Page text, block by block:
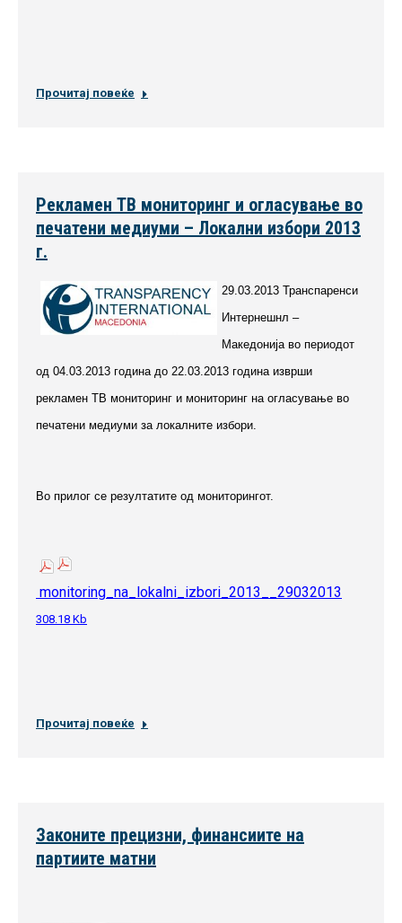
Прочитај повеќе
Рекламен ТВ мониторинг и огласување во
печатени медиуми – Локални избори 2013
г.
29.03.2013 Транспаренси
Интернешнл –
Македонија во периодот
од 04.03.2013 година до 22.03.2013 година изврши
рекламен ТВ мониторинг и мониторинг на огласување во
печатени медиуми за локалните избори.
Во прилог се резултатите од мониторингот.
monitoring_na_lokalni_izbori_2013__29032013
308.18 Kb
Прочитај повеќе
Законите прецизни, финансиите на
партиите матни